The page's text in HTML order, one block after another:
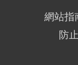
網站指
防